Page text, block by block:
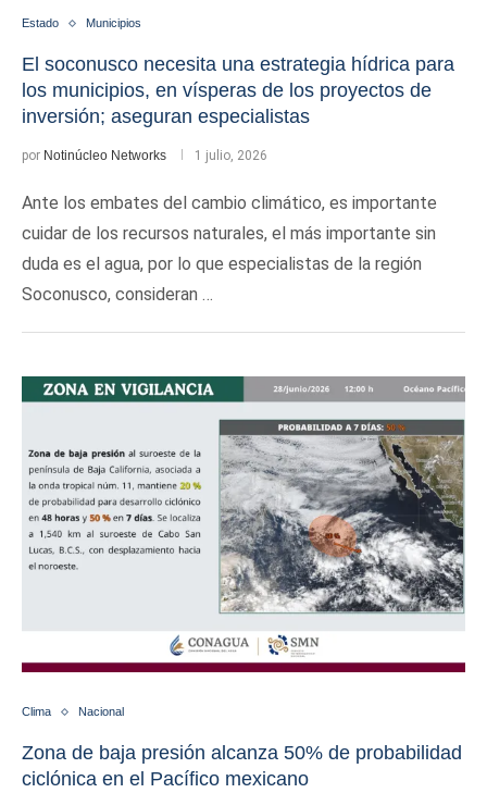
Estado Municipios
El soconusco necesita una estrategia hídrica para
los municipios, en vísperas de los proyectos de
inversión; aseguran especialistas
por Notinúcleo Networks 1 julio, 2026
Ante los embates del cambio climático, es importante
cuidar de los recursos naturales, el más importante sin
duda es el agua, por lo que especialistas de la región
Soconusco, consideran …
Clima Nacional
Zona de baja presión alcanza 50% de probabilidad
ciclónica en el Pacífico mexicano